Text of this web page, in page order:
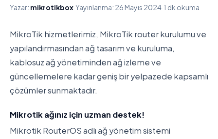
Yazar: mikrotikbox·Yayınlanma: 26 Mayıs 2024·1 dk okuma
MikroTik hizmetlerimiz, MikroTik router kurulumu ve
yapılandırmasından ağ tasarım ve kuruluma,
kablosuz ağ yönetiminden ağ izleme ve
güncellemelere kadar geniş bir yelpazede kapsamlı
çözümler sunmaktadır.
Mikrotik ağınız için uzman destek!
Mikrotik RouterOS adlı ağ yönetim sistemi